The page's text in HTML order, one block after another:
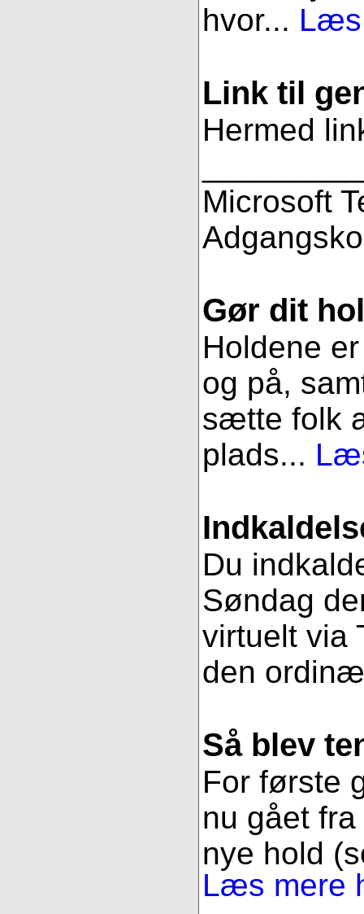
hvor... Læs
Link til
Hermed
Microsoft
Gør dit
Holdene
og på,
sætte folk
plads...
Du
Søndag
virtuelt via
den
Så blev
For første
nu gået
nye hold
Læs mere